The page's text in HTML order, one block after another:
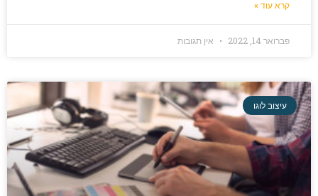
קרא עוד »
פברואר 14, 2022 אין תגובות
עיצוב לוגו